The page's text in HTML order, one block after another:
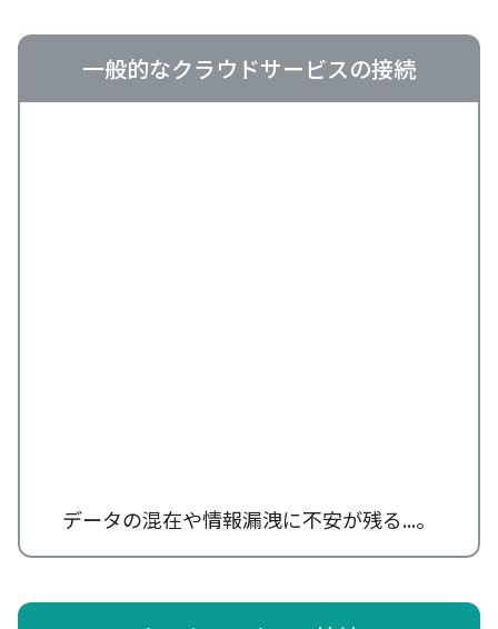
一般的なクラウドサービスの接続
データの混在や情報漏洩に不安が残る...。